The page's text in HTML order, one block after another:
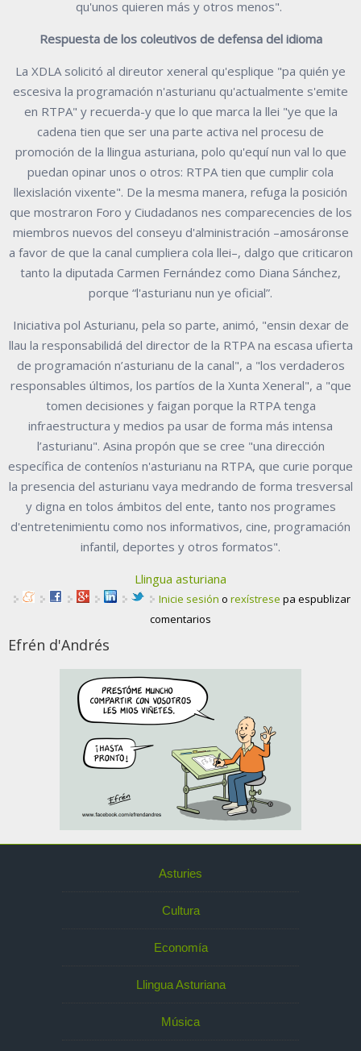
qu'unos quieren más y otros menos".
Respuesta de los coleutivos de defensa del idioma
La XDLA solicitó al direutor xeneral qu'esplique "pa quién ye
escesiva la programación n'asturianu qu'actualmente s'emite
en RTPA" y recuerda-y que lo que marca la llei "ye que la
cadena tien que ser una parte activa nel procesu de
promoción de la llingua asturiana, polo qu'equí nun val lo que
puedan opinar unos o otros: RTPA tien que cumplir cola
llexislación vixente". De la mesma manera, refuga la posición
que mostraron Foro y Ciudadanos nes comparecencies de los
miembros nuevos del conseyu d'alministración –amosáronse
a favor de que la canal cumpliera cola llei–, dalgo que criticaron
tanto la diputada Carmen Fernández como Diana Sánchez,
porque “l'asturianu nun ye oficial”.
Iniciativa pol Asturianu, pela so parte, animó, "ensin dexar de
llau la responsabilidá del director de la RTPA na escasa ufierta
de programación n’asturianu de la canal", a "los verdaderos
responsables últimos, los partíos de la Xunta Xeneral", a "que
tomen decisiones y faigan porque la RTPA tenga
infraestructura y medios pa usar de forma más intensa
l’asturianu". Asina propón que se cree "una dirección
específica de conteníos n'asturianu na RTPA, que curie porque
la presencia del asturianu vaya medrando de forma tresversal
y digna en tolos ámbitos del ente, tanto nos programes
d'entretenimientu como nos informativos, cine, programación
infantil, deportes y otros formatos".
Llingua asturiana
Inicie sesión o rexístrese pa espublizar
comentarios
Efrén d'Andrés
Asturies
Cultura
Economía
Llingua Asturiana
Música